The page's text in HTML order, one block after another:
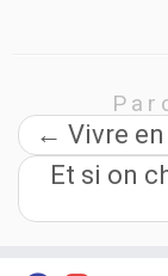
← Vivre
Et si on